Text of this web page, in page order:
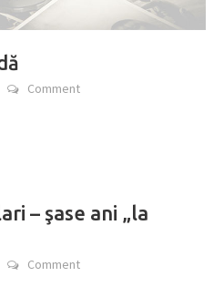
Comment
– şase ani „la
Comment